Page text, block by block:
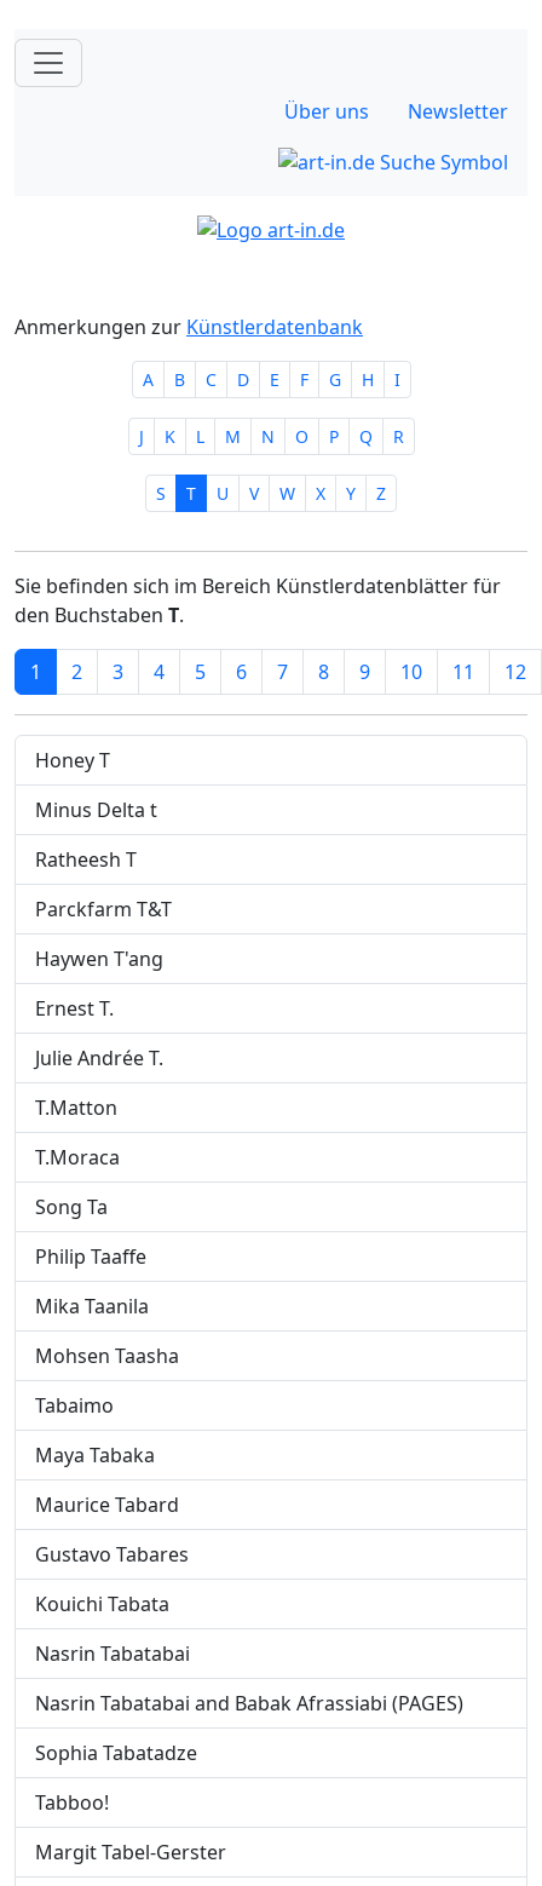
Über uns Newsletter
Anmerkungen zur Künstlerdatenbank
A B C D E F G H I
J K L M N O P Q R
S T U V W X Y Z
Sie befinden sich im Bereich Künstlerdatenblätter für
den Buchstaben T.
1 2 3 4 5 6 7 8 9 10 11 12
Honey T
Minus Delta t
Ratheesh T
Parckfarm T&T
Haywen T'ang
Ernest T.
Julie Andrée T.
T.Matton
T.Moraca
Song Ta
Philip Taaffe
Mika Taanila
Mohsen Taasha
Tabaimo
Maya Tabaka
Maurice Tabard
Gustavo Tabares
Kouichi Tabata
Nasrin Tabatabai
Nasrin Tabatabai and Babak Afrassiabi (PAGES)
Sophia Tabatadze
Tabboo!
Margit Tabel-Gerster